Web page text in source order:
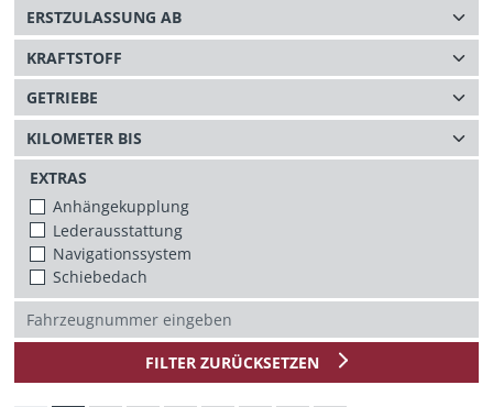
EXTRAS
Anhängekupplung
Lederausstattung
Navigationssystem
Schiebedach
FILTER ZURÜCKSETZEN